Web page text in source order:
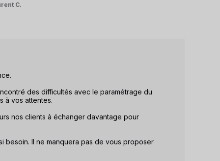
C.
des difficultés avec le paramétrage du
à vos attentes.
nos clients à échanger davantage pour
besoin. Il ne manquera pas de vous proposer